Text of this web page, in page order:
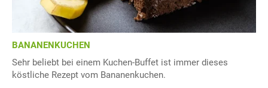
BANANENKUCHEN
Sehr beliebt bei einem Kuchen-Buffet ist immer dieses
köstliche Rezept vom Bananenkuchen.